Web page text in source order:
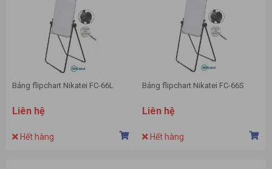
Bảng flipchart Nikatei FC-66L
Liên hệ
Hết hàng
Bảng flipchart Nikatei FC-66S
Liên hệ
Hết hàng